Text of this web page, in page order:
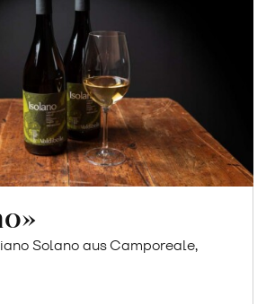
Solano aus Camporeale,